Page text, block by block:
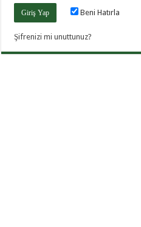
Beni Hatırla
Şifrenizi mi unuttunuz?